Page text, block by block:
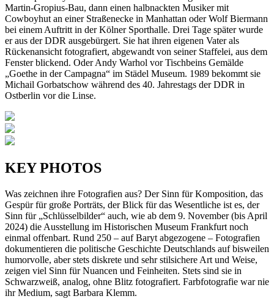
Martin-Gropius-Bau, dann einen halbnackten Musiker mit
Cowboyhut an einer Straßenecke in Manhattan oder Wolf Biermann
bei einem Auftritt in der Kölner Sporthalle. Drei Tage später wurde
er aus der DDR ausgebürgert. Sie hat ihren eigenen Vater als
Rückenansicht fotografiert, abgewandt von seiner Staffelei, aus dem
Fenster blickend. Oder Andy Warhol vor Tischbeins Gemälde
„Goethe in der Campagna“ im Städel Museum. 1989 bekommt sie
Michail Gorbatschow während des 40. Jahrestags der DDR in
Ostberlin vor die Linse.
KEY PHOTOS
Was zeichnen ihre Fotografien aus? Der Sinn für Komposition, das
Gespür für große Porträts, der Blick für das Wesentliche ist es, der
Sinn für „Schlüsselbilder“ auch, wie ab dem 9. November (bis April
2024) die Ausstellung im Historischen Museum Frankfurt noch
einmal offenbart. Rund 250 – auf Baryt abgezogene – Fotografien
dokumentieren die politische Geschichte Deutschlands auf bisweilen
humorvolle, aber stets diskrete und sehr stilsichere Art und Weise,
zeigen viel Sinn für Nuancen und Feinheiten. Stets sind sie in
Schwarzweiß, analog, ohne Blitz fotografiert. Farbfotografie war nie
ihr Medium, sagt Barbara Klemm.